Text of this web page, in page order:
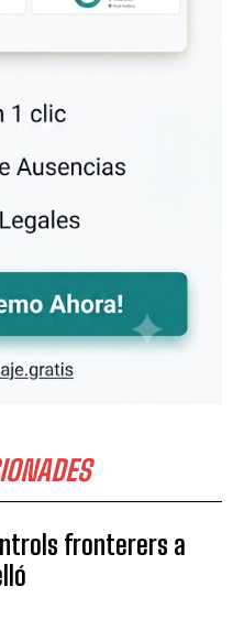
fronterers a